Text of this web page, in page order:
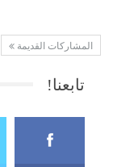
المشاركات القديمة
تابعنا!